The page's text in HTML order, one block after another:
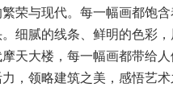
荣与现代。每一幅画都饱
细腻的线条、鲜明的色彩
天大楼，每一幅画都带给
，领略建筑之美，感悟艺